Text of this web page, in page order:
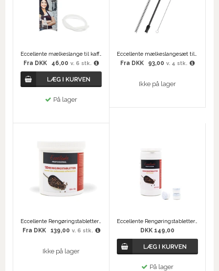
Eccellente mælkeslange til kaffemaskine - 1 stk
Fra DKK 46,00 v. 6 stk.
På lager
Eccellente mælkeslangesæt til Siemens EQ6
Fra DKK 93,00 v. 4 stk.
Ikke på lager
Eccellente Rengøringstabletter 120 x 1,2 gram
Fra DKK 139,00 v. 6 stk.
Ikke på lager
Eccellente Rengøringstabletter 25 x 3,4 gram
DKK 149,00
På lager